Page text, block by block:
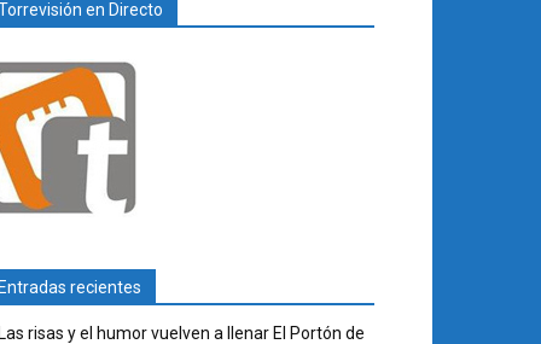
en Directo
recientes
risas y el humor vuelven a llenar El Portón de